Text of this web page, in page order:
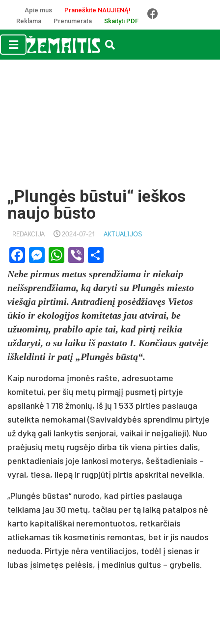
Apie mus
Praneškite NAUJIENĄ!
Reklama
Prenumerata Skaityti PDF
„Plungės būstui“ ieškos
naujo būsto
REDAKCIJA 2024-07-21 AKTUALIJOS
Facebook
Messenger
WhatsApp
Viber
Nebe pirmus metus sprendžiama ir niekaip
neišsprendžiama, ką daryti su Plungės miesto
viešąja pirtimi. Antradienį posėdžiavęs Vietos
ūkio ir ekologijos komitetas jau atvirai, be
užuominų, prabilo apie tai, kad pirtį reikia
uždaryti, o su laiku iš pastato I. Končiaus gatvėje
iškeldinti ir patį „Plungės būstą“.
Kaip nurodoma įmonės rašte, adresuotame
komitetui, per šių metų pirmąjį pusmetį pirtyje
apsilankė 1 718 žmonių, iš jų 1 533 pirties paslauga
suteikta nemokamai (Savivaldybės sprendimu pirtyje
už dyką gali lankytis senjorai, vaikai ir neįgalieji). Nuo
praėjusių metų rugsėjo dirba tik viena pirties dalis,
penktadieniais joje lankosi moterys, šeštadieniais –
vyrai, tiesa, liepą ir rugpjūtį pirtis apskritai neveikia.
„Plungės būstas“ nurodo, kad pirties paslauga
teikiama jau 30 metų, tačiau per tą laiką patalpos nė
karto kapitališkai neremontuotos, retkarčiais
atliekamas tik kosmetinis remontas, bet ir jis naudos
neduoda. Pirtyje nėra ventiliacijos, todėl į sienas ir
lubas įsimetęs pelėsis, į medinius gultus – grybelis.